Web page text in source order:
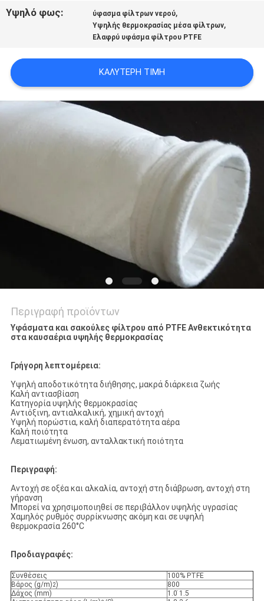
ΑΠΌΣΠΑΣΜΑ
PRIVACY
POLICY
Υψηλό φως: ύφασμα φίλτρων νερού,
Υψηλής θερμοκρασίας μέσα φίλτρων,
Ελαφρύ υφάσμα φίλτρου PTFE
ΚΑΛΎΤΕΡΗ ΤΙΜΉ
Περιγραφή προϊόντων
Υφάσματα και σακούλες φίλτρου από PTFE Ανθεκτικότητα
στα καυσαέρια υψηλής θερμοκρασίας
Γρήγορη λεπτομέρεια:
Υψηλή αποδοτικότητα διήθησης, μακρά διάρκεια ζωής
Καλή αντιασβίαση
Κατηγορία υψηλής θερμοκρασίας
Αντιόξινη, αντιαλκαλική, χημική αντοχή
Υψηλή πορώστια, καλή διαπερατότητα αέρα
Καλή ποιότητα
Λεματιωμένη ένωση, ανταλλακτική ποιότητα
Περιγραφή:
Αντοχή σε οξέα και αλκαλία, αντοχή στη διάβρωση, αντοχή στη
γήρανση
Μπορεί να χρησιμοποιηθεί σε περιβάλλον υψηλής υγρασίας
Χαμηλός ρυθμός συρρίκνωσης ακόμη και σε υψηλή
θερμοκρασία 260°C
Προδιαγραφές:
Συνθέσεις
100% PTFE
Βάρος (g/m)2)
800
Δάχος (mm)
1.0 ̇1.5